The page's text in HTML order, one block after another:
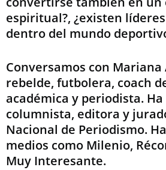
espiritual?, ¿existen
dentro del mundo
Conversamos con Mariana
rebelde, futbolera, coach
académica y periodista.
columnista, editora y
Nacional de Periodismo.
medios como Milenio,
Muy Interesante.